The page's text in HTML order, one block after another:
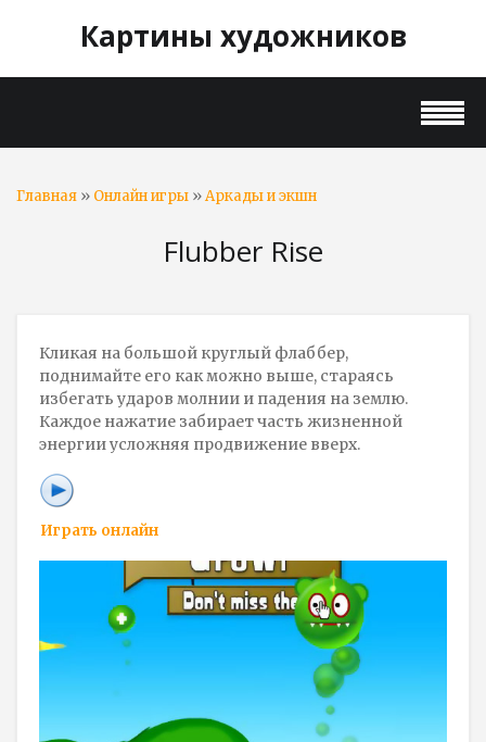
Картины художников
Главная » Онлайн игры »Аркады и экшн
Flubber Rise
Кликая на большой круглый флаббер,
поднимайте его как можно выше, стараясь
избегать ударов молнии и падения на землю.
Каждое нажатие забирает часть жизненной
энергии усложняя продвижение вверх.
Играть онлайн